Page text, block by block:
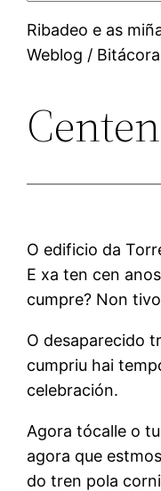
Ribadeo e as
Weblog /
O edificio da
E xa ten cen
cumpre? Non
O desaparecido
cumpriu hai
celebración.
Agora tócalle o
agora que
do tren pola